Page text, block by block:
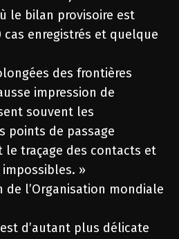
le bilan provisoire est
cas enregistrés et quelque
des frontières
impression de
souvent les
points de passage
le traçage des contacts et
»
l’Organisation mondiale
d’autant plus délicate